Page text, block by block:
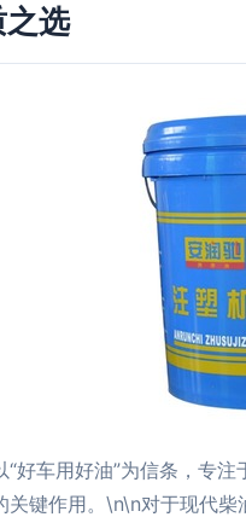
选
好车用好油”为信条，专
键作用。\n\n对于现代